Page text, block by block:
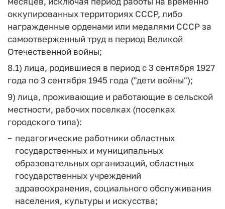
оккупированных территориях СССР, либо
награжденные орденами или медалями СССР за
самоотверженный труд в период Великой
Отечественной войны;
8.1) лица, родившиеся в период с 3 сентября 1927
года по 3 сентября 1945 года ("дети войны");
9) лица, проживающие и работающие в сельской
местности, рабочих поселках (поселках
городского типа):
педагогические работники областных
государственных и муниципальных
образовательных организаций, областных
государственных учреждений
здравоохранения, социального обслуживания
населения, культуры и искусства;